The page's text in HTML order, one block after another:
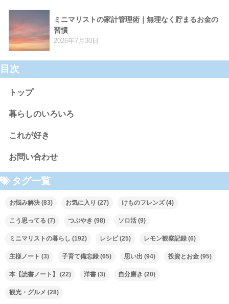
ミニマリストの家計管理術｜無理なく貯まるお金の
習慣
2026年7月30日
目次
トップ
暮らしのいろいろ
これが好き
お問い合わせ
タグ一覧
お悩み解決 (83) お気に入り (27) けものフレンズ(4)
こう思ってる (7) つぶやき (98) ソロ活 (9)
ミニマリストの暮らし (192) レシピ(25) レモン観察記録 (6)
主様ノート (3) 子育て備忘録 (65) 思い出 (94) 投資とお金 (95)
本【読書ノート】 (22) 洋書 (3) 自分磨き (20)
観光・グルメ (28)